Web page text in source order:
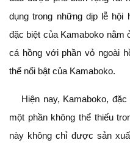
dụng trong những dịp lễ
đặc biệt của Kamaboko nằm
cá hồng với phần vỏ ngoài
thể nổi bật của Kamaboko.
Hiện nay, Kamaboko,
một phần không thể thiếu
này không chỉ được sản